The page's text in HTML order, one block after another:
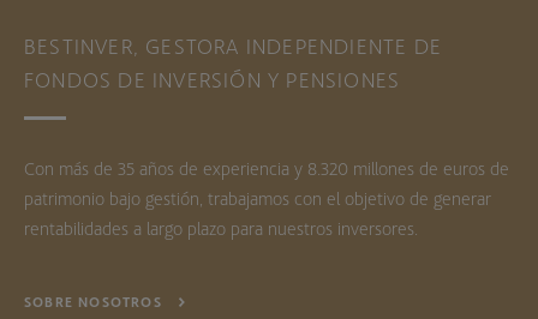
BESTINVER, GESTORA INDEPENDIENTE DE
FONDOS DE INVERSIÓN Y PENSIONES
Con más de 35 años de experiencia y 8.320 millones de euros de
patrimonio bajo gestión, trabajamos con el objetivo de generar
rentabilidades a largo plazo para nuestros inversores.
SOBRE NOSOTROS